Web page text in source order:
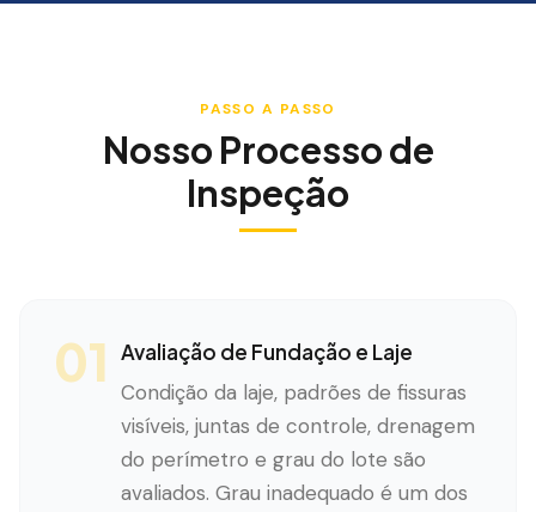
PASSO A PASSO
Nosso Processo de
Inspeção
01 Avaliação de Fundação e Laje
Condição da laje, padrões de fissuras
visíveis, juntas de controle, drenagem
do perímetro e grau do lote são
avaliados. Grau inadequado é um dos